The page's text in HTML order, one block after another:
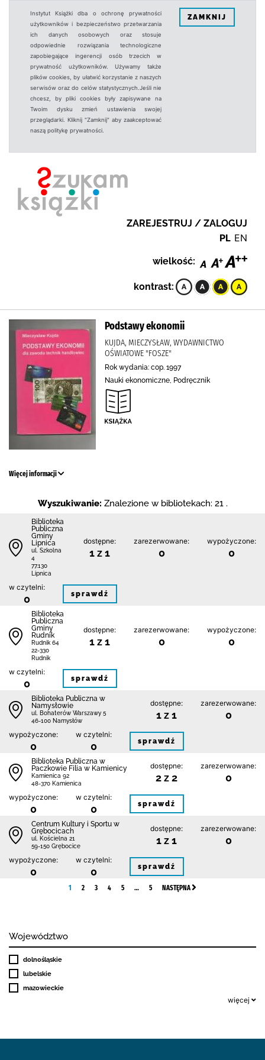
Instytut Książki dba o ochronę prywatności
użytkowników i bezpieczeństwo przetwarzania
ich danych osobowych oraz stosuje
odpowiednie rozwiązania technologiczne
zapobiegające ingerencji osób trzecich w
prywatność użytkowników. Używamy także
plików cookies, by ułatwić korzystanie z naszych
serwisów oraz do celów statystycznych.Jeśli nie
chcesz, by pliki cookies były zapisywane na
Twoim dysku zmień ustawienia swojej
przeglądarki. Kliknij "Zamknij" aby zaakceptować
naszą politykę prywatności.
ZAMKNIJ
ZAREJESTRUJ / ZALOGUJ
PL EN
wielkość:
kontrast:
Podstawy ekonomii
KUJDA, MIECZYSŁAW, WYDAWNICTWO
OŚWIATOWE "FOSZE"
Rok wydania: cop. 1997
Nauki ekonomiczne, Podręcznik
Więcej informacji
Wyszukiwanie: Znalezione w bibliotekach: 21 .
Biblioteka
Publiczna
Gminy
Lipnica
ul. Szkolna
4
77.130
Lipnica
dostępne:
1 z 1
zarezerwowane:
0
wypożyczone:
0
w czytelni:
0 sprawdź
Biblioteka
Publiczna
Gminy
Rudnik
Rudnik 64
22-330
Rudnik
dostępne:
1 z 1
zarezerwowane:
0
wypożyczone:
0
w czytelni:
0 sprawdź
Biblioteka Publiczna w
Namysłowie
ul. Bohaterów Warszawy 5
46-100 Namysłów
dostępne:
1 z 1
zarezerwowane:
0
wypożyczone:
0
w czytelni:
0 sprawdź
Biblioteka Publiczna w
Paczkowie Filia w Kamienicy
Kamienica 92
48-370 Kamienica
dostępne:
2 z 2
zarezerwowane:
0
wypożyczone:
0
w czytelni:
0 sprawdź
Centrum Kultury i Sportu w
Grębocicach
ul. Kościelna 21
59-150 Grębocice
dostępne:
1 z 1
zarezerwowane:
0
wypożyczone:
0
w czytelni:
0 sprawdź
1 2 3 4 5 … 5 NASTĘPNA
Województwo
dolnośląskie
lubelskie
mazowieckie
więcej